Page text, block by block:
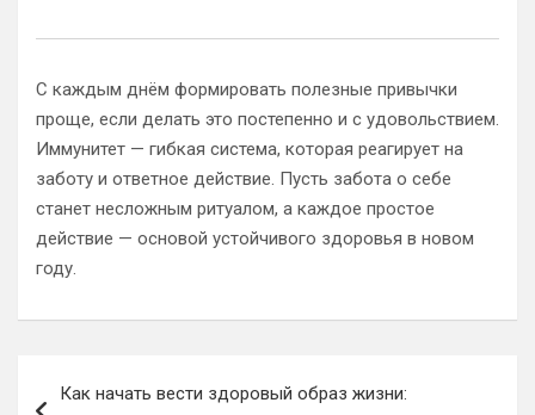
С каждым днём формировать полезные привычки
проще, если делать это постепенно и с удовольствием.
Иммунитет — гибкая система, которая реагирует на
заботу и ответное действие. Пусть забота о себе
станет несложным ритуалом, а каждое простое
действие — основой устойчивого здоровья в новом
году.
Как начать вести здоровый образ жизни: